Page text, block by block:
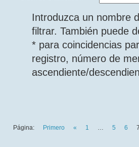
Introduzca un nombre
filtrar. También puede
* para coincidencias
registro, número de
ascendiente/
Página: Primero « 1 … 5 6 7